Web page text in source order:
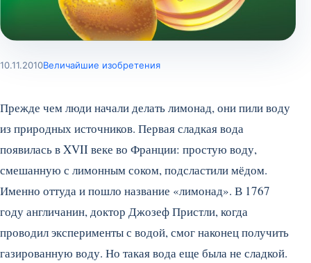
10.11.2010Величайшие изобретения
Прежде чем люди начали делать лимонад, они пили воду
из природных источников. Первая сладкая вода
появилась в XVII веке во Франции: простую воду,
смешанную с лимонным соком, подсластили мёдом.
Именно оттуда и пошло название «лимонад». В 1767
году англичанин, доктор Джозеф Пристли, когда
проводил эксперименты с водой, смог наконец получить
газированную воду. Но такая вода еще была не сладкой.